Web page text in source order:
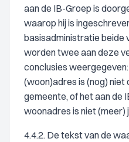
aan de IB-Groep is
waarop hij is
basisadministratie beide
worden twee aan deze
conclusies
(woon)adres is (nog) niet
gemeente, of het aan de
woonadres is niet (meer)
4.4.2. De tekst van de